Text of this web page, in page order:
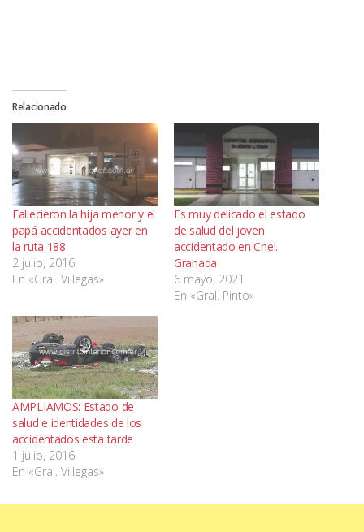
Relacionado
Fallecieron la hija menor y el
papá accidentados ayer en
la ruta 188
2 julio, 2016
En «Gral. Villegas»
Es muy delicado el estado
de salud del joven
accidentado en Cnel.
Granada
6 mayo, 2021
En «Gral. Pinto»
AMPLIAMOS: Estado de
salud e identidades de los
accidentados esta tarde
1 julio, 2016
En «Gral. Villegas»